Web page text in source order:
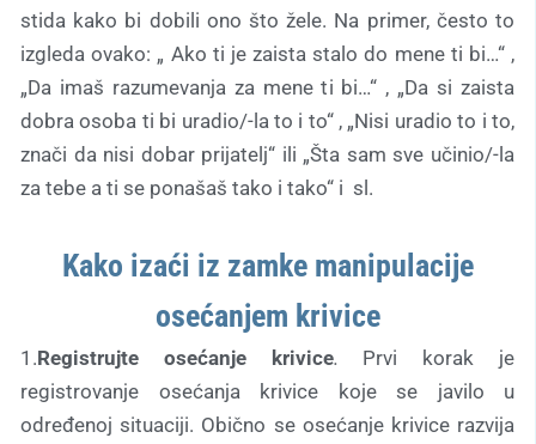
stida kako bi dobili ono što žele. Na primer, često to
izgleda ovako: „ Ako ti je zaista stalo do mene ti bi…“ ,
„Da imaš razumevanja za mene ti bi…“ , „Da si zaista
dobra osoba ti bi uradio/-la to i to“ , „Nisi uradio to i to,
znači da nisi dobar prijatelj“ ili „Šta sam sve učinio/-la
za tebe a ti se ponašaš tako i tako“ i sl.
Kako izaći iz zamke manipulacije
osećanjem krivice
1.Registrujte osećanje krivice. Prvi korak je
registrovanje osećanja krivice koje se javilo u
određenoj situaciji. Obično se osećanje krivice razvija